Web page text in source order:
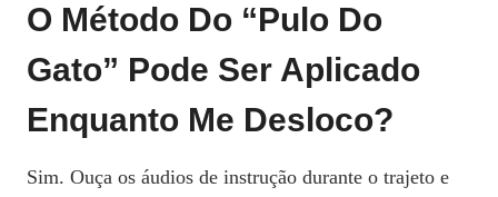
O Método Do “Pulo Do
Gato” Pode Ser Aplicado
Enquanto Me Desloco?
Sim. Ouça os áudios de instrução durante o trajeto e